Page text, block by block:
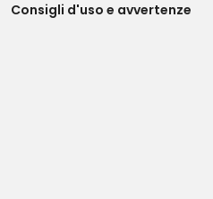
Consigli d'uso e avvertenze